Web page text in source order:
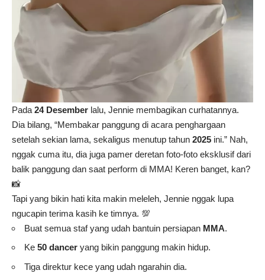
Pada 24 Desember lalu, Jennie membagikan curhatannya.
Dia bilang, “Membakar panggung di acara penghargaan
setelah sekian lama, sekaligus menutup tahun 2025 ini.” Nah,
nggak cuma itu, dia juga pamer deretan foto-foto eksklusif dari
balik panggung dan saat perform di MMA! Keren banget, kan?
📸
Tapi yang bikin hati kita makin meleleh, Jennie nggak lupa
ngucapin terima kasih ke timnya. 💯
Buat semua staf yang udah bantuin persiapan MMA.
Ke 50 dancer yang bikin panggung makin hidup.
Tiga direktur kece yang udah ngarahin dia.